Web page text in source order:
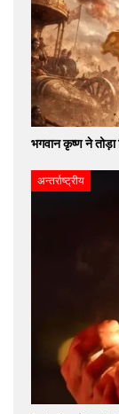
भगवान कृष्ण ने तोड़ा
अन्तर्राष्ट्रीय